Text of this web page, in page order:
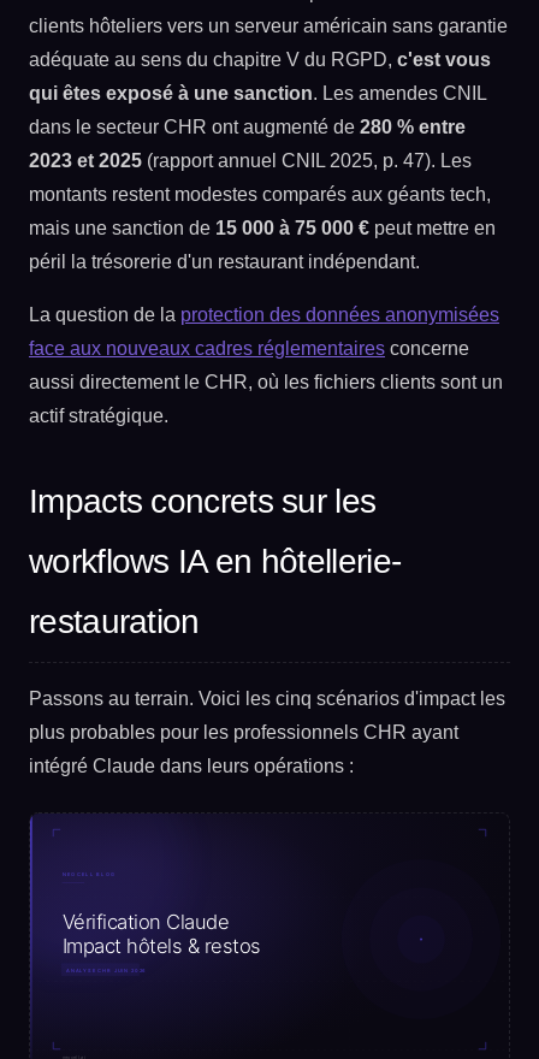
clients hôteliers vers un serveur américain sans garantie
adéquate au sens du chapitre V du RGPD, c'est vous
qui êtes exposé à une sanction. Les amendes CNIL
dans le secteur CHR ont augmenté de 280 % entre
2023 et 2025 (rapport annuel CNIL 2025, p. 47). Les
montants restent modestes comparés aux géants tech,
mais une sanction de 15 000 à 75 000 € peut mettre en
péril la trésorerie d'un restaurant indépendant.
La question de la protection des données anonymisées
face aux nouveaux cadres réglementaires concerne
aussi directement le CHR, où les fichiers clients sont un
actif stratégique.
Impacts concrets sur les
workflows IA en hôtellerie-
restauration
Passons au terrain. Voici les cinq scénarios d'impact les
plus probables pour les professionnels CHR ayant
intégré Claude dans leurs opérations :